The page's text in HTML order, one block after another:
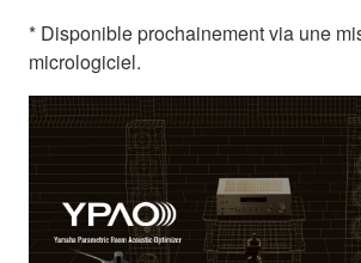
* Disponible prochainement via une
micrologiciel.